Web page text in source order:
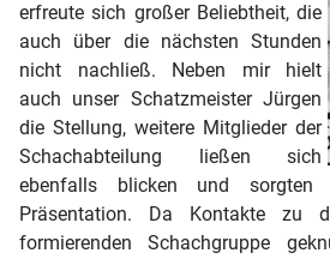
erfreute sich großer Beliebtheit, die
auch über die nächsten Stunden
nicht nachließ. Neben mir hielt
auch unser Schatzmeister Jürgen
die Stellung, weitere Mitglieder der
Schachabteilung ließen sich
ebenfalls blicken und sorgten
Präsentation. Da Kontakte zu
formierenden Schachgruppe